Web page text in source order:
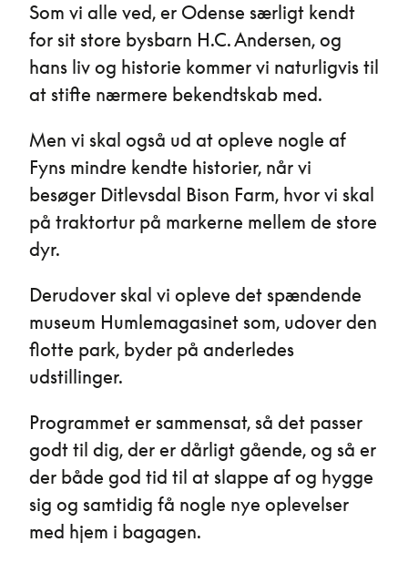
Som vi alle ved, er Odense særligt kendt
for sit store bysbarn H.C. Andersen, og
hans liv og historie kommer vi naturligvis til
at stifte nærmere bekendtskab med.
Men vi skal også ud at opleve nogle af
Fyns mindre kendte historier, når vi
besøger Ditlevsdal Bison Farm, hvor vi skal
på traktortur på markerne mellem de store
dyr.
Derudover skal vi opleve det spændende
museum Humlemagasinet som, udover den
flotte park, byder på anderledes
udstillinger.
Programmet er sammensat, så det passer
godt til dig, der er dårligt gående, og så er
der både god tid til at slappe af og hygge
sig og samtidig få nogle nye oplevelser
med hjem i bagagen.